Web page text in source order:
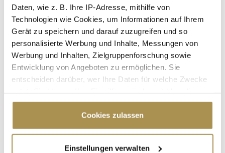
Daten, wie z. B. Ihre IP-Adresse, mithilfe von
Technologien wie Cookies, um Informationen auf Ihrem
Gerät zu speichern und darauf zuzugreifen und so
personalisierte Werbung und Inhalte, Messungen von
Werbung und Inhalten, Zielgruppenforschung sowie
Entwicklung von Angeboten zu ermöglichen. Sie
entscheiden darüber, wer Ihre Daten für welche Zwecke
Cookie-Erklärung oder durch Klicken auf das Privacy
Trigger Symbol ändern oder widerrufen
Cookies zulassen
Einstellungen verwalten